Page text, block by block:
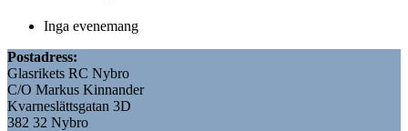
Inga evenemang
Postadress:
Glasrikets RC Nybro
C/O Markus Kinnander
Kvarneslättsgatan 3D
382 32 Nybro